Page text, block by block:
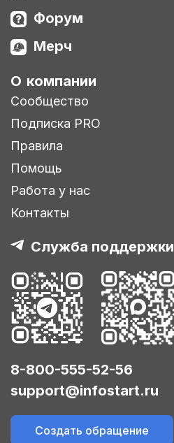
Форум
Мерч
О компании
Сообщество
Подписка PRO
Правила
Помощь
Работа у нас
Контакты
Служба поддержки
8-800-555-52-56
support@infostart.ru
Создать обращение